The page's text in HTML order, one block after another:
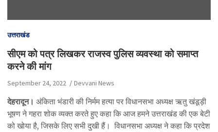
उत्तराखंड
सीएम को पत्र लिखकर राजस्व पुलिस व्यवस्था को समाप्त
करने की मांग
September 24, 2022 Devvani News
देहरादून। अंकिता भंडारी की निर्मम हत्या पर विधानसभा अध्यक्ष ऋतु खंडूड़ी
भूषण ने गहरा शोक व्यक्त करते हुए कहा कि आज हमने उत्तराखंड की एक बेटी
को खोया है, जिसके लिए सभी दुखी हैं। विधानसभा अध्यक्ष ने कहा कि प्रदेश